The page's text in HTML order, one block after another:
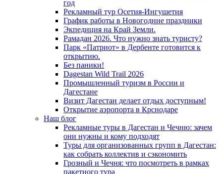
год
Рекламный тур Осетия-Ингушетия
График работы в Новогодние праздники
Экпедиция на Край Земли.
Рамадан 2026. Что нужно знать туристу?
Парк «Патриот» в Дербенте готовится к
открытию.
Без паники!
Dagestan Wild Trail 2026
Промышленный туризм в России и
Дагестане
Визит Дагестан делает отдых доступным!
Открытие аэропорта в Крснодаре
Наш блог
Рекламные туры в Дагестан и Чечню: зачем
они нужны и кому подходят
Туры для организованных групп в Дагестан:
как собрать коллектив и сэкономить
Грозный и Чечня: что посмотреть в рамках
пакетного тура